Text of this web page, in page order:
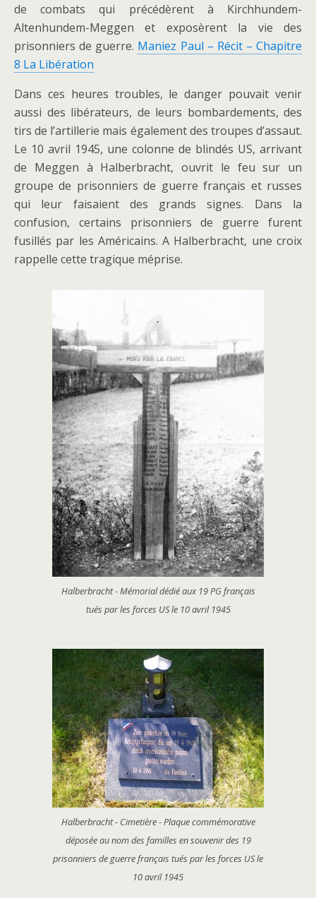
de combats qui précédèrent à Kirchhundem-
Altenhundem-Meggen et exposèrent la vie des
prisonniers de guerre. Maniez Paul – Récit – Chapitre
8 La Libération
Dans ces heures troubles, le danger pouvait venir
aussi des libérateurs, de leurs bombardements, des
tirs de l’artillerie mais également des troupes d’assaut.
Le 10 avril 1945, une colonne de blindés US, arrivant
de Meggen à Halberbracht, ouvrit le feu sur un
groupe de prisonniers de guerre français et russes
qui leur faisaient des grands signes. Dans la
confusion, certains prisonniers de guerre furent
fusillés par les Américains. A Halberbracht, une croix
rappelle cette tragique méprise.
Halberbracht - Mémorial dédié aux 19 PG français
tués par les forces US le 10 avril 1945
Halberbracht - Cimetière - Plaque commémorative
déposée au nom des familles en souvenir des 19
prisonniers de guerre français tués par les forces US le
10 avril 1945